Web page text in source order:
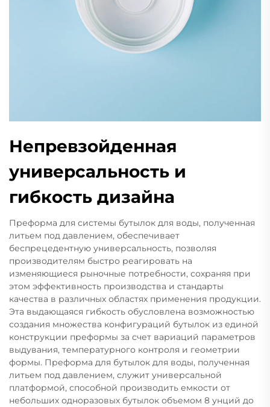
Непревзойденная
универсальность и
гибкость дизайна
Преформа для системы бутылок для воды, полученная
литьем под давлением, обеспечивает
беспрецедентную универсальность, позволяя
производителям быстро реагировать на
изменяющиеся рыночные потребности, сохраняя при
этом эффективность производства и стандарты
качества в различных областях применения продукции.
Эта выдающаяся гибкость обусловлена возможностью
создания множества конфигураций бутылок из единой
конструкции преформы за счет вариаций параметров
выдувания, температурного контроля и геометрии
формы. Преформа для бутылок для воды, полученная
литьем под давлением, служит универсальной
платформой, способной производить емкости от
небольших одноразовых бутылок объемом 8 унций до